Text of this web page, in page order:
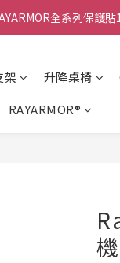
全系列保護貼
架 升降桌椅
RAYARMOR®